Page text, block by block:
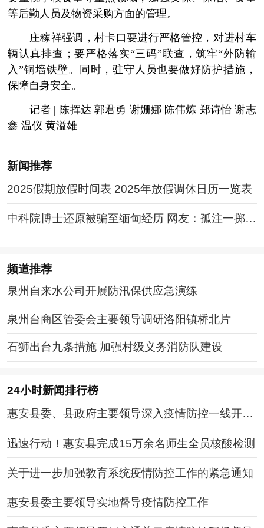
等后勤人员及物资采购方面的管理。
庄稼祥强调，村卡口要进行严格管控，对进村车
辆认真排查；要严格落实“三码”联查，筑牢“外防输
入”铜墙铁壁。同时，驻守人员也要做好防护措施，
保障自身安全。
记者 | 陈挥达 郭君勇 谢姗娜 陈伟炼 郑诗怡 谢志
鑫 温仪 黄溢雄
新闻推荐
2025假期放假时间表 2025年放假调休日历一览表
中科院博士还原被骗至缅甸经历 网友：孤注一掷现
实版
频道推荐
泉州自来水公司开展防汛保供应急演练
泉州台商区管委会主要领导调研洛阳镇桥北片
石狮出台九条措施 加强村级义务消防队建设
24小时新闻排行榜
惠安县委、县政府主要领导深入疫情防控一线开展
检查
迅速行动！惠安县完成15万余名师生全员核酸检测
关于进一步加强教育系统疫情防控工作的紧急通知
惠安县委主要领导实地督导疫情防控工作